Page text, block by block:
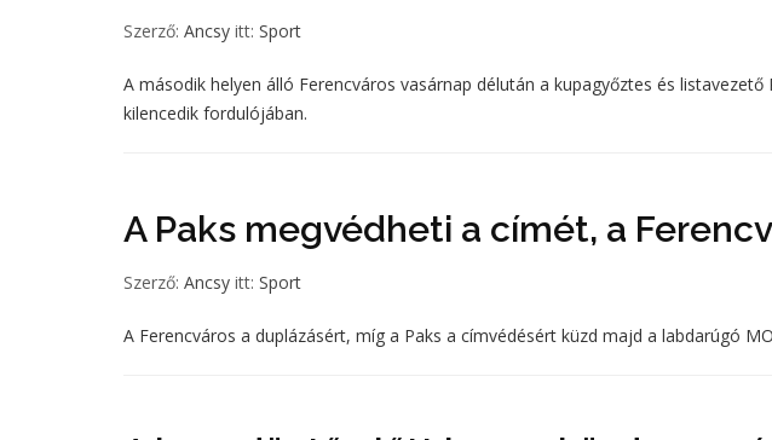
Szerző: Ancsy itt: Sport
A második helyen álló Ferencváros vasárnap délután a kupagyőztes és
kilencedik fordulójában.
A Paks megvédheti a címét, a
Szerző: Ancsy itt: Sport
A Ferencváros a duplázásért, míg a Paks a címvédésért küzd majd a labdarúgó